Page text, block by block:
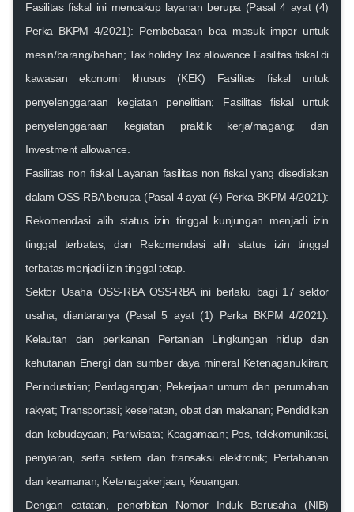
Fasilitas fiskal ini mencakup layanan berupa (Pasal 4 ayat (4)
Perka BKPM 4/2021): Pembebasan bea masuk impor untuk
mesin/barang/bahan; Tax holiday Tax allowance Fasilitas fiskal di
kawasan ekonomi khusus (KEK) Fasilitas fiskal untuk
penyelenggaraan kegiatan penelitian; Fasilitas fiskal untuk
penyelenggaraan kegiatan praktik kerja/magang; dan
Investment allowance.
Fasilitas non fiskal Layanan fasilitas non fiskal yang disediakan
dalam OSS-RBA berupa (Pasal 4 ayat (4) Perka BKPM 4/2021):
Rekomendasi alih status izin tinggal kunjungan menjadi izin
tinggal terbatas; dan Rekomendasi alih status izin tinggal
terbatas menjadi izin tinggal tetap.
Sektor Usaha OSS-RBA OSS-RBA ini berlaku bagi 17 sektor
usaha, diantaranya (Pasal 5 ayat (1) Perka BKPM 4/2021):
Kelautan dan perikanan Pertanian Lingkungan hidup dan
kehutanan Energi dan sumber daya mineral Ketenaganukliran;
Perindustrian; Perdagangan; Pekerjaan umum dan perumahan
rakyat; Transportasi; kesehatan, obat dan makanan; Pendidikan
dan kebudayaan; Pariwisata; Keagamaan; Pos, telekomunikasi,
penyiaran, serta sistem dan transaksi elektronik; Pertahanan
dan keamanan; Ketenagakerjaan; Keuangan.
Dengan catatan, penerbitan Nomor Induk Berusaha (NIB)